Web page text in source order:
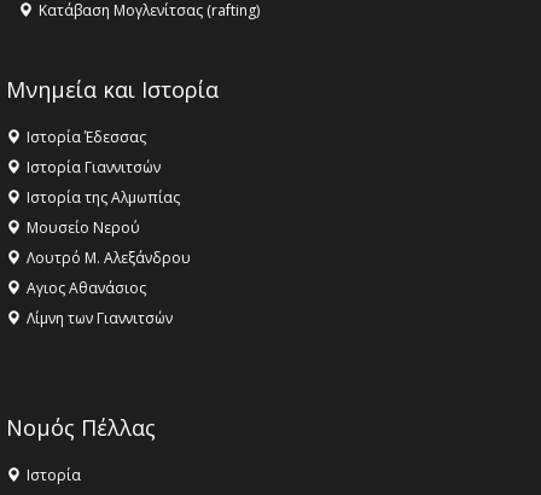
Κατάβαση Μογλενίτσας (rafting)
Μνημεία και Ιστορία
Ιστορία Έδεσσας
Ιστορία Γιαννιτσών
Ιστορία της Αλμωπίας
Μουσείο Νερού
Λουτρό Μ. Αλεξάνδρου
Αγιος Αθανάσιος
Λίμνη των Γιαννιτσών
Νομός Πέλλας
Ιστορία